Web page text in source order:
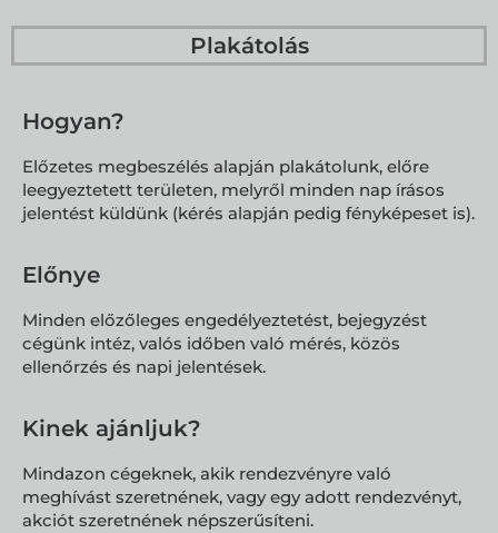
Plakátolás
Hogyan?
Előzetes megbeszélés alapján plakátolunk, előre
leegyeztetett területen, melyről minden nap írásos
jelentést küldünk (kérés alapján pedig fényképeset is).
Előnye
Minden előzőleges engedélyeztetést, bejegyzést
cégünk intéz, valós időben való mérés, közös
ellenőrzés és napi jelentések.
Kinek ajánljuk?
Mindazon cégeknek, akik rendezvényre való
meghívást szeretnének, vagy egy adott rendezvényt,
akciót szeretnének népszerűsíteni.